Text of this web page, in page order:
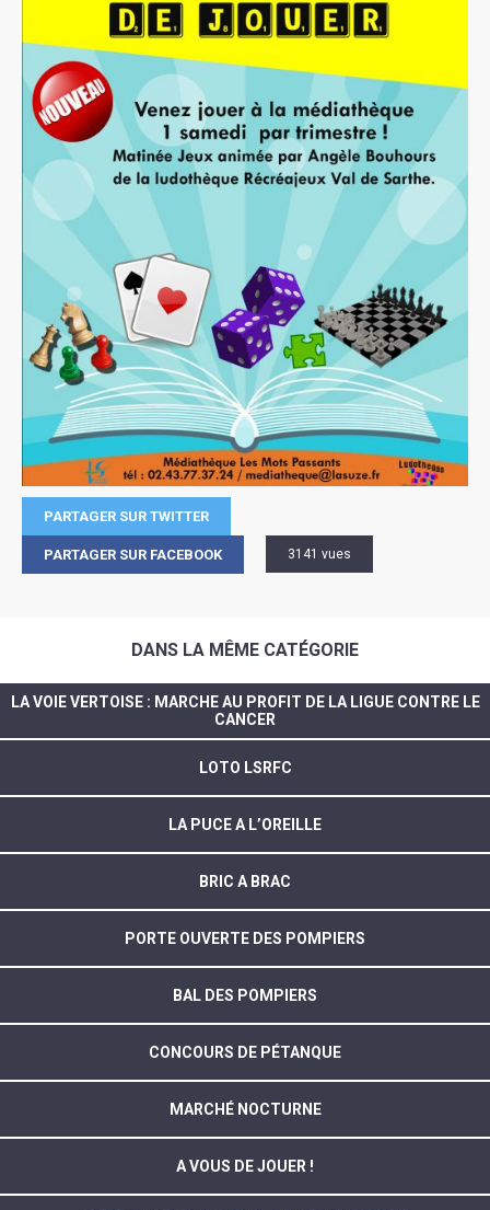
PARTAGER SUR TWITTER
PARTAGER SUR FACEBOOK 3141 vues
DANS LA MÊME CATÉGORIE
LA VOIE VERTOISE : MARCHE AU PROFIT DE LA LIGUE CONTRE LE
CANCER
LOTO LSRFC
LA PUCE A L’OREILLE
BRIC A BRAC
PORTE OUVERTE DES POMPIERS
BAL DES POMPIERS
CONCOURS DE PÉTANQUE
MARCHÉ NOCTURNE
A VOUS DE JOUER !